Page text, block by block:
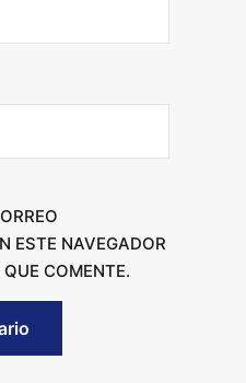
ESTE NAVEGADOR
COMENTE.